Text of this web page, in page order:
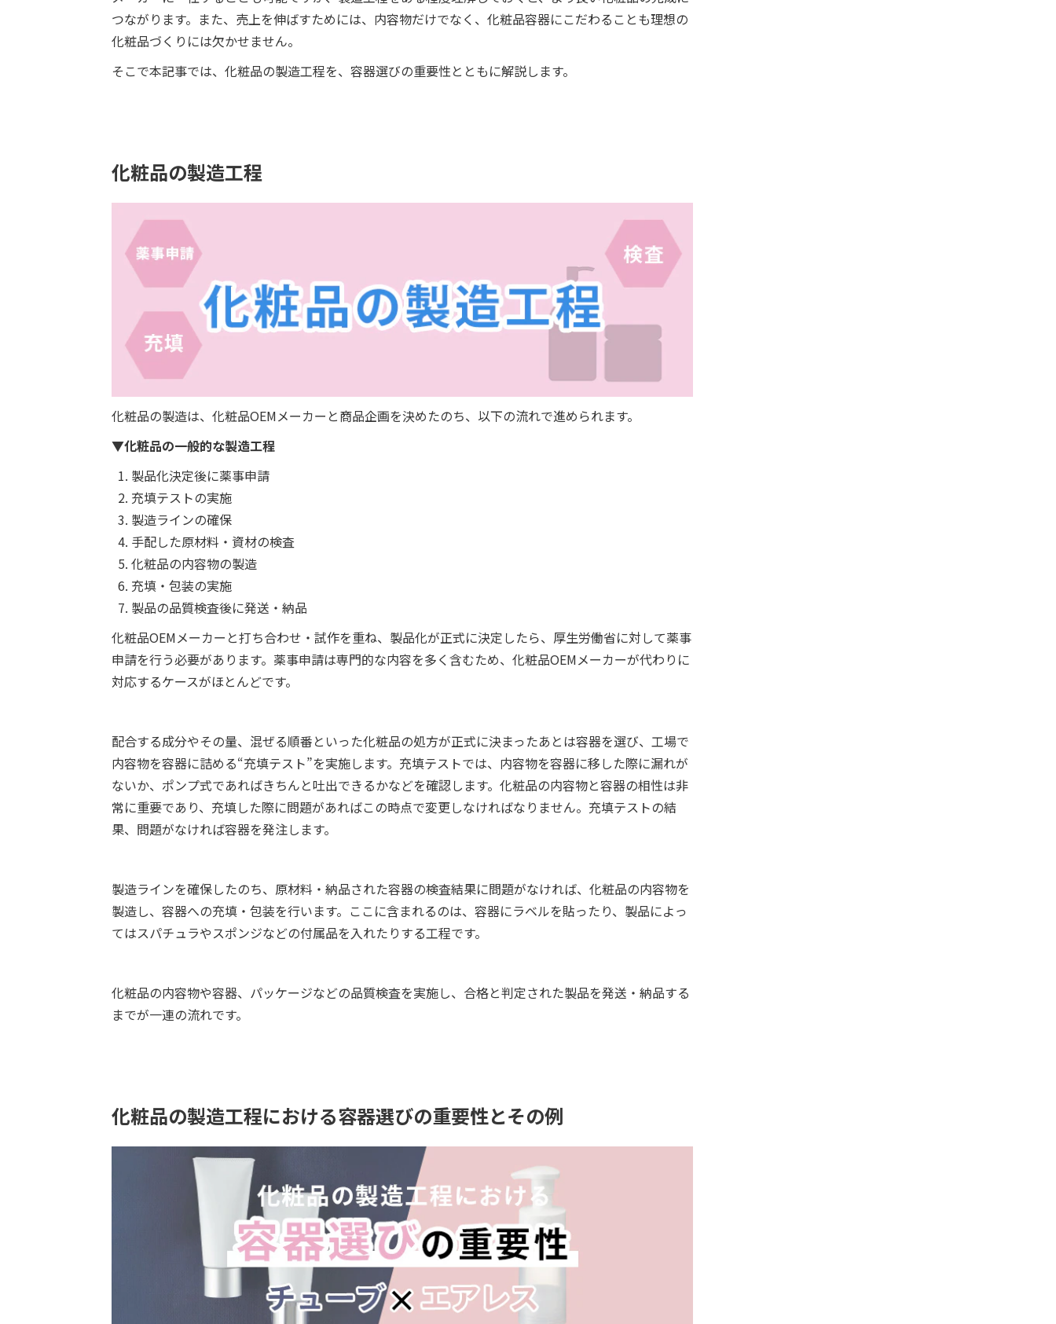
つながります。また、売上を伸ばすためには、内容物だけでなく、化粧品容器にこだわることも理想の
化粧品づくりには欠かせません。
そこで本記事では、化粧品の製造工程を、容器選びの重要性とともに解説します。
化粧品の製造工程
化粧品の製造は、化粧品OEMメーカーと商品企画を決めたのち、以下の流れで進められます。
▼化粧品の一般的な製造工程
製品化決定後に薬事申請
充填テストの実施
製造ラインの確保
手配した原材料・資材の検査
化粧品の内容物の製造
充填・包装の実施
製品の品質検査後に発送・納品
化粧品OEMメーカーと打ち合わせ・試作を重ね、製品化が正式に決定したら、厚生労働省に対して薬事
申請を行う必要があります。薬事申請は専門的な内容を多く含むため、化粧品OEMメーカーが代わりに
対応するケースがほとんどです。
配合する成分やその量、混ぜる順番といった化粧品の処方が正式に決まったあとは容器を選び、工場で
内容物を容器に詰める“充填テスト”を実施します。充填テストでは、内容物を容器に移した際に漏れが
ないか、ポンプ式であればきちんと吐出できるかなどを確認します。化粧品の内容物と容器の相性は非
常に重要であり、充填した際に問題があればこの時点で変更しなければなりません。充填テストの結
果、問題がなければ容器を発注します。
製造ラインを確保したのち、原材料・納品された容器の検査結果に問題がなければ、化粧品の内容物を
製造し、容器への充填・包装を行います。ここに含まれるのは、容器にラベルを貼ったり、製品によっ
てはスパチュラやスポンジなどの付属品を入れたりする工程です。
化粧品の内容物や容器、パッケージなどの品質検査を実施し、合格と判定された製品を発送・納品する
までが一連の流れです。
化粧品の製造工程における容器選びの重要性とその例